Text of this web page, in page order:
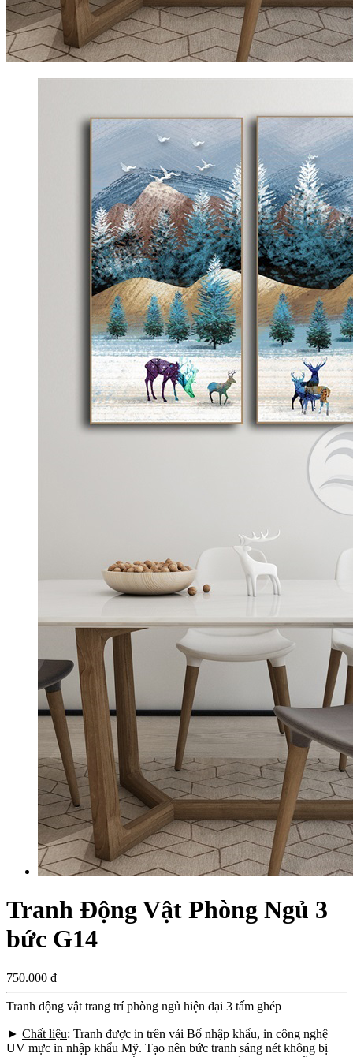
Tranh Động Vật Phòng Ngủ 3
bức G14
750.000 đ
Tranh động vật trang trí phòng ngủ hiện đại 3 tấm ghép
► Chất liệu: Tranh được in trên vải Bố nhập khẩu, in công nghệ
UV mực in nhập khẩu Mỹ. Tạo nên bức tranh sáng nét không bị